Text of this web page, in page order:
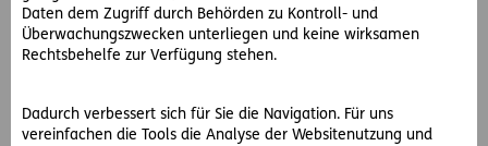
Daten dem Zugriff durch Behörden zu Kontroll- und
Überwachungszwecken unterliegen und keine wirksamen
Rechtsbehelfe zur Verfügung stehen.
Dadurch verbessert sich für Sie die Navigation. Für uns
vereinfachen die Tools die Analyse der Websitenutzung und
noch im Scheckkartenformat ausgegeben. Bestehende
Papierführerscheine können umgetauscht werden. Es
besteht aber keine Umtauschpflicht, der alte „rosa Schein“
Umtausch des Führerscheins